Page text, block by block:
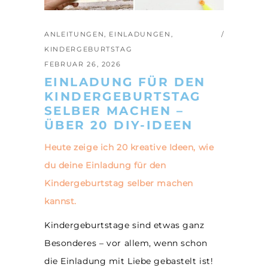
ANLEITUNGEN, EINLADUNGEN ,
KINDERGEBURTSTAG
FEBRUAR 26, 2026
EINLADUNG FÜR DEN
KINDERGEBURTSTAG
SELBER MACHEN –
ÜBER 20 DIY-IDEEN
Heute zeige ich 20 kreative Ideen, wie
du deine Einladung für den
Kindergeburtstag selber machen
kannst.
Kindergeburtstage sind etwas ganz
Besonderes – vor allem, wenn schon
die Einladung mit Liebe gebastelt ist!